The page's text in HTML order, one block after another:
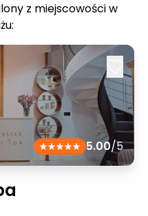
z miejscowości w
5.00/5